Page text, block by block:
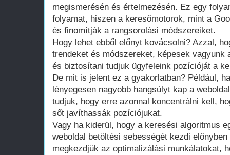
megismerésén és értelmezésén. Ez egy
folyamat, hiszen a keresőmotorok, mint a
és finomítják a rangsorolási módszereiket.
Hogy lehet ebből előnyt kovácsolni? Azzal,
trendeket és módszereket, képesek vagyunk
és biztosítani tudjuk ügyfeleink pozícióját a
De mit is jelent ez a gyakorlatban? Például,
lényegesen nagyobb hangsúlyt kap a
tudjuk, hogy erre azonnal koncentrálni kell,
sőt javíthassák pozíciójukat.
Vagy ha kiderül, hogy a keresési algoritmus
weboldal betöltési sebességét kezdi
megkezdjük az optimalizálási munkálatokat,